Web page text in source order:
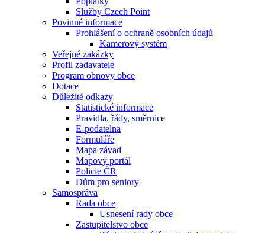
Služby Czech Point
Povinné informace
Prohlášení o ochraně osobních údajů
Kamerový systém
Veřejné zakázky
Profil zadavatele
Program obnovy obce
Dotace
Důležité odkazy
Statistické informace
Pravidla, řády, směrnice
E-podatelna
Formuláře
Mapa závad
Mapový portál
Policie ČR
Dům pro seniory
Samospráva
Rada obce
Usnesení rady obce
Zastupitelstvo obce